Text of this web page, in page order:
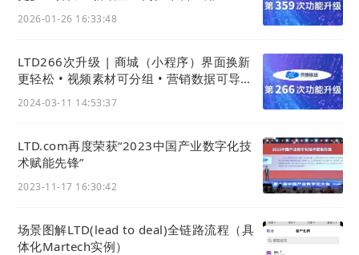
02 快速SEO优化
可以快速设置标题、描述和关键词，支持SEO优化检
测和搜索引擎收录数据，帮助企业更好的制定营销计
划。
2026-01-26 16:33:48
LTD266次升级 | 商城（小程序）界面换新
更轻松 • 视频素材可分组 • 营销数据可导出 •
2024-03-11 14:53:37
LTD.com再度荣获“2023中国产业数字化技
术赋能先锋”
2023-11-17 16:30:42
场景图解LTD(lead to deal)全链路流程（具
体化Martech实例）